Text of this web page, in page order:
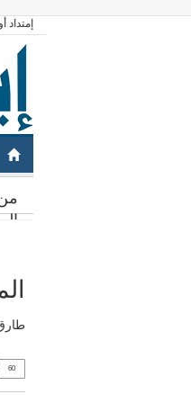
إمتداد
60